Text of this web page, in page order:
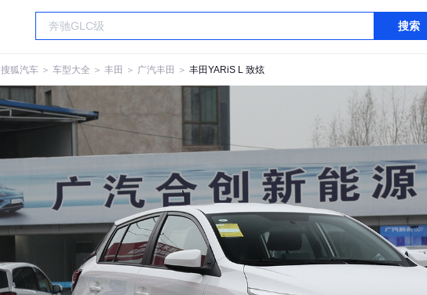
搜索
搜狐汽车 ＞ 车型大全 ＞ 丰田 ＞ 广汽丰田 ＞ 丰田YARiS L 致炫